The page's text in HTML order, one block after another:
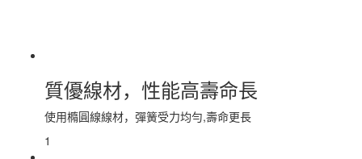
質優線材，性能高壽命長
使用橢圓線線材，彈簧受力均勻,壽命更長
1